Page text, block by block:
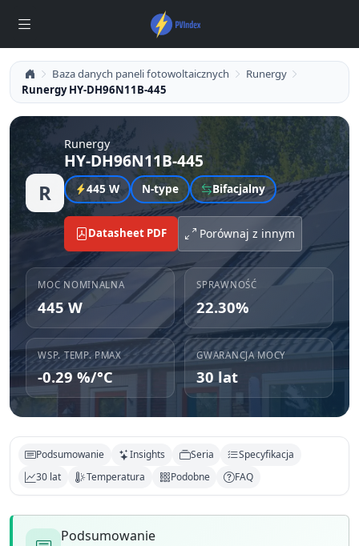
Baza danych paneli fotowoltaicznych
Runergy
Runergy HY-DH96N11B-445
R
Runergy
HY-DH96N11B-445
445 W N-type Bifacjalny
Datasheet PDF Porównaj z innym
MOC NOMINALNA
445 W
SPRAWNOŚĆ
22.30%
WSP. TEMP. PMAX
-0.29 %/°C
GWARANCJA MOCY
30 lat
Podsumowanie Insights Seria
Specyfikacja
30 lat
Temperatura Podobne FAQ
Podsumowanie